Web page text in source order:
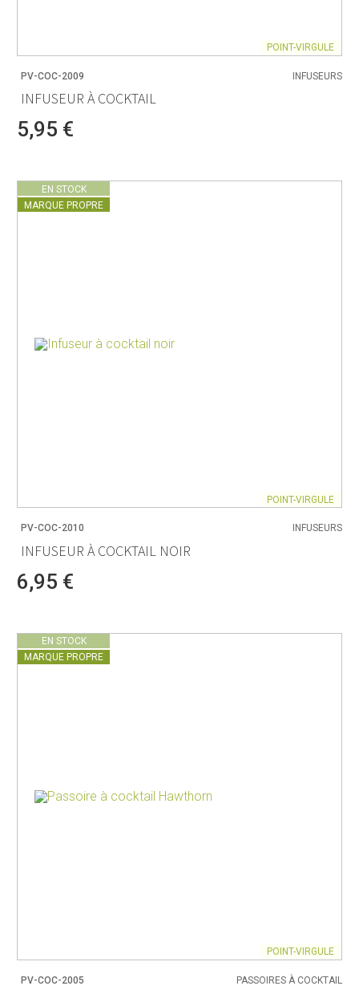
POINT-VIRGULE
PV-COC-2009 INFUSEURS
INFUSEUR À COCKTAIL
5,95 €
EN STOCK
MARQUE PROPRE
POINT-VIRGULE
PV-COC-2010 INFUSEURS
INFUSEUR À COCKTAIL NOIR
6,95 €
EN STOCK
MARQUE PROPRE
POINT-VIRGULE
PV-COC-2005 PASSOIRES À COCKTAIL